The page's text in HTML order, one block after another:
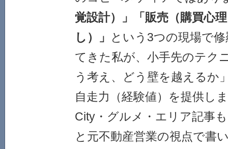
覚設計）」「販売（購買心
し）」
という3つの現場で
てきた私が、小手先のテク
う考え、どう壁を越えるか
自走力（経験値）を提供し
City・グルメ・エリア記事
と元不動産営業の視点で書